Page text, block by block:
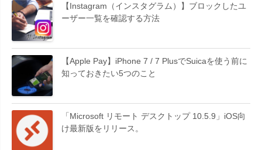
【Instagram（インスタグラム）】ブロックしたユ
ーザー一覧を確認する方法
【Apple Pay】iPhone 7 / 7 PlusでSuicaを使う前に
知っておきたい5つのこと
「Microsoft リモート デスクトップ 10.5.9」iOS向
け最新版をリリース。